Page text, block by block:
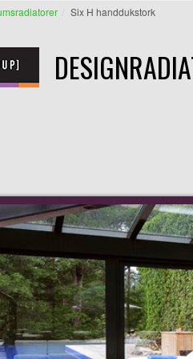
Six H handdukstork